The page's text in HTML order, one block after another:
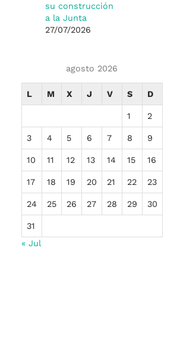
su construcción
a la Junta
27/07/2026
agosto 2026
L M X J V S D
1 2
3 4 5 6 7 8 9
10 11 12 13 14 15 16
17 18 19 20 21 22 23
24 25 26 27 28 29 30
31
« Jul